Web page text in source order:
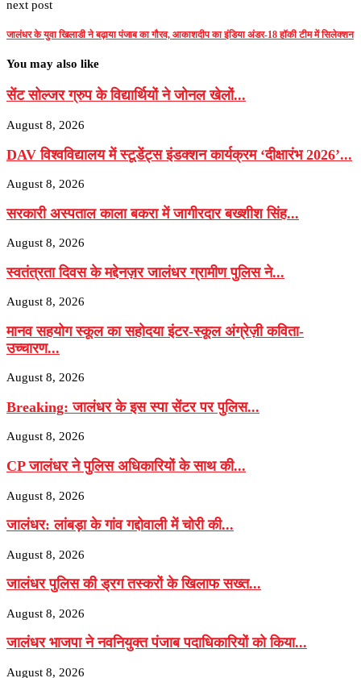
next post
जालंधर के युवा खिलाडी ने बढ़ाया पंजाब का गौरव, आकाशदीप का इंडिया अंडर-18 हॉकी टीम में सिलेक्शन
You may also like
सेंट सोल्जर ग्रुप के विद्यार्थियों ने जोनल खेलों...
August 8, 2026
DAV विश्वविद्यालय में स्टूडेंट्स इंडक्शन कार्यक्रम ‘दीक्षारंभ 2026’...
August 8, 2026
सरकारी अस्पताल काला बकरा में जागीरदार बख्शीश सिंह...
August 8, 2026
स्वतंत्रता दिवस के मद्देनज़र जालंधर ग्रामीण पुलिस ने...
August 8, 2026
मानव सहयोग स्कूल का सहोदया इंटर-स्कूल अंग्रेज़ी कविता-
उच्चारण...
August 8, 2026
Breaking: जालंधर के इस स्पा सेंटर पर पुलिस...
August 8, 2026
CP जालंधर ने पुलिस अधिकारियों के साथ की...
August 8, 2026
जालंधर: लांबड़ा के गांव गद्दोवाली में चोरी की...
August 8, 2026
जालंधर पुलिस की ड्रग तस्करों के खिलाफ सख्त...
August 8, 2026
जालंधर भाजपा ने नवनियुक्त पंजाब पदाधिकारियों को किया...
August 8, 2026